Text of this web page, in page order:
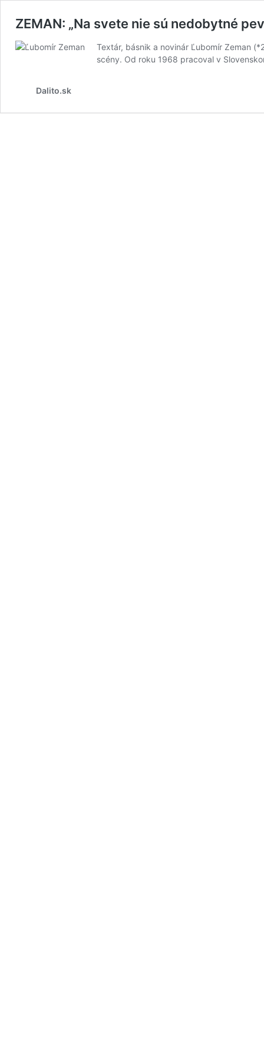
ZEMAN: „Na svete nie sú nedobytné
Textár, básnik a novinár Ľubomír Zeman
scény. Od roku 1968 pracoval v
Dalito.sk